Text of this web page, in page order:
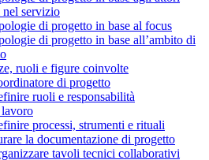
servizio
di progetto in base al focus
di progetto in base all’ambito di
ruoli e figure coinvolte
di progetto
ruoli e responsabilità
processi, strumenti e rituali
la documentazione di progetto
tavoli tecnici collaborativi